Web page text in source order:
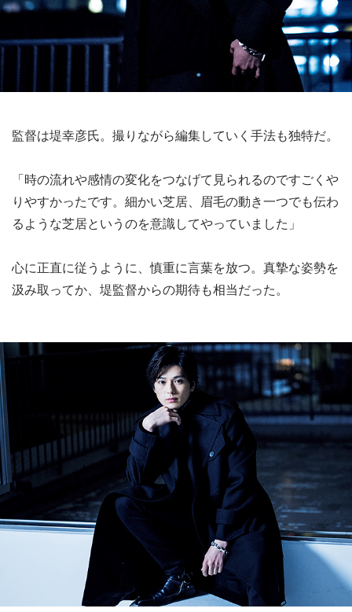
監督は堤幸彦氏。撮りながら編集していく手法も独特だ。
「時の流れや感情の変化をつなげて見られるのですごくや
りやすかったです。細かい芝居、眉毛の動き一つでも伝わ
るような芝居というのを意識してやっていました」
心に正直に従うように、慎重に言葉を放つ。真摯な姿勢を
汲み取ってか、堤監督からの期待も相当だった。